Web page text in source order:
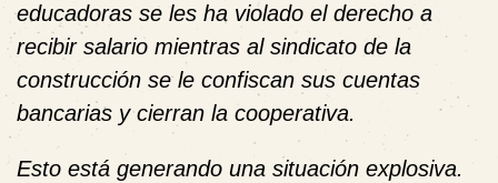
educadoras se les ha violado el derecho a
recibir salario mientras al sindicato de la
construcción se le confiscan sus cuentas
bancarias y cierran la cooperativa.
Esto está generando una situación explosiva.